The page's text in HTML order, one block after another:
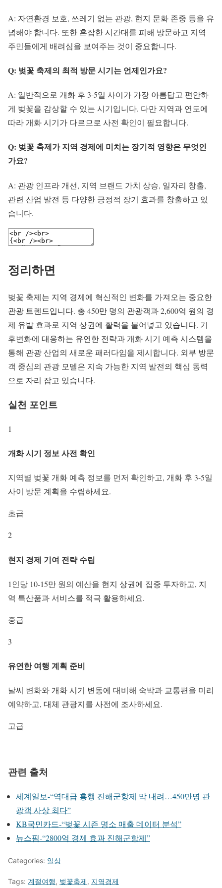
A: 자연환경 보호, 쓰레기 없는 관광, 현지 문화 존중 등을 유
념해야 합니다. 또한 혼잡한 시간대를 피해 방문하고 지역
주민들에게 배려심을 보여주는 것이 중요합니다.
Q: 벚꽃 축제의 최적 방문 시기는 언제인가요?
A: 일반적으로 개화 후 3-5일 사이가 가장 아름답고 편안하
게 벚꽃을 감상할 수 있는 시기입니다. 다만 지역과 연도에
따라 개화 시기가 다르므로 사전 확인이 필요합니다.
Q: 벚꽃 축제가 지역 경제에 미치는 장기적 영향은 무엇인
가요?
A: 관광 인프라 개선, 지역 브랜드 가치 상승, 일자리 창출,
관련 산업 발전 등 다양한 긍정적 장기 효과를 창출하고 있
습니다.
정리하면
벚꽃 축제는 지역 경제에 혁신적인 변화를 가져오는 중요한
관광 트렌드입니다. 총 450만 명의 관광객과 2,600억 원의 경
제 유발 효과로 지역 상권에 활력을 불어넣고 있습니다. 기
후변화에 대응하는 유연한 전략과 개화 시기 예측 시스템을
통해 관광 산업의 새로운 패러다임을 제시합니다. 외부 방문
객 중심의 관광 모델은 지속 가능한 지역 발전의 핵심 동력
으로 자리 잡고 있습니다.
실천 포인트
1
개화 시기 정보 사전 확인
지역별 벚꽃 개화 예측 정보를 먼저 확인하고, 개화 후 3-5일
사이 방문 계획을 수립하세요.
초급
2
현지 경제 기여 전략 수립
1인당 10-15만 원의 예산을 현지 상권에 집중 투자하고, 지
역 특산품과 서비스를 적극 활용하세요.
중급
3
유연한 여행 계획 준비
날씨 변화와 개화 시기 변동에 대비해 숙박과 교통편을 미리
예약하고, 대체 관광지를 사전에 조사하세요.
고급
관련 출처
세계일보-“역대급 흥행 진해군항제 막 내려…450만명 관
광객 사상 최다”
KB국민카드-“벚꽃 시즌 명소 매출 데이터 분석”
뉴스핌-“2800억 경제 효과 진해군항제”
Categories: 일상
Tags: 계절여행, 벚꽃축제, 지역경제